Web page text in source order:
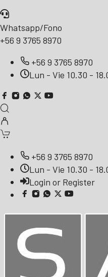
Whatsapp/Fono
+56 9 3765 8970
+56 9 3765 8970
Lun - Vie 10.30 -
+56 9 3765 8970
Lun - Vie 10.30 -
Login or Register